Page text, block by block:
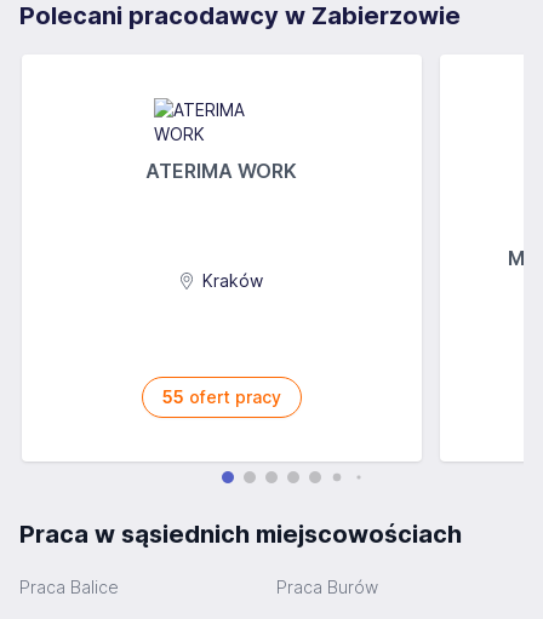
Polecani pracodawcy w Zabierzowie
ATERIMA WORK
Kraków
55 ofert pracy
Praca w sąsiednich miejscowościach
Praca Balice Praca Burów